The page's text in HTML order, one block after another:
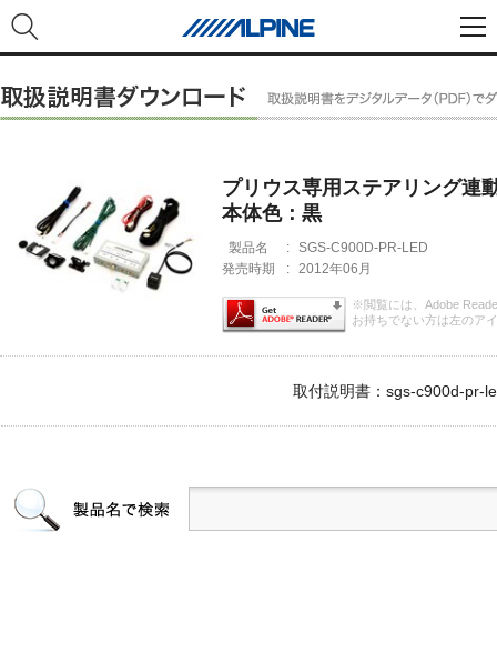
プリウス専用ステアリング
本体色：黒
製品名 : SGS-C900D-PR-LED
発売時期
: 2012年06月
※閲覧には、Adobe
お持ちでない方は左のア
取付説明書：sgs-c900d-pr-